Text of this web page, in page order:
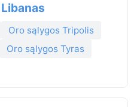
Oro sąlygos Tripolis
Oro sąlygos Tyras